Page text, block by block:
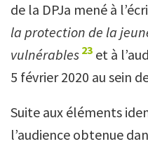
de la DPJa mené à
la protection de la
vulnérables 23 et à
5 février 2020 au sein
Suite aux éléments
l’audience obtenue